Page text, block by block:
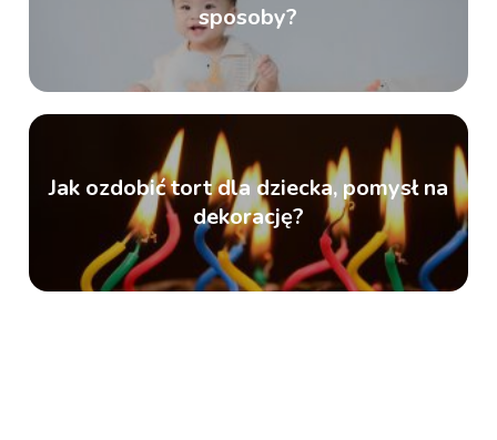
sposoby?
Jak ozdobić tort dla dziecka, pomysł na
dekorację?